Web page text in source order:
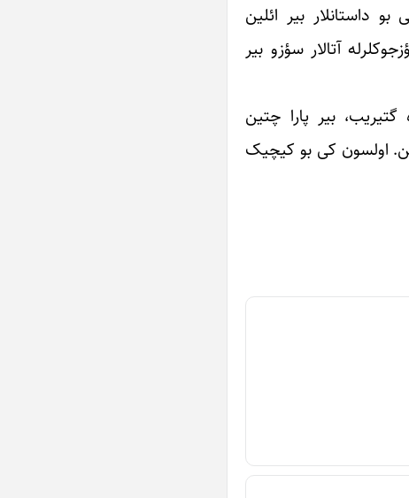
داستانلار بیر ائلین
آتالار سؤزو بیر
گتیریب، بیر پارا چتین
اولسون کی بو کیچیک